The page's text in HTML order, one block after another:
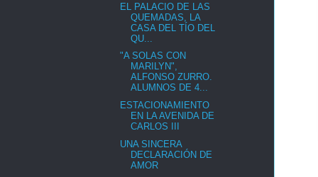
EL PALACIO DE LAS
QUEMADAS, LA
CASA DEL TÍO DEL
QU...
"A SOLAS CON
MARILYN",
ALFONSO ZURRO.
ALUMNOS DE 4...
ESTACIONAMIENTO
EN LA AVENIDA DE
CARLOS III
UNA SINCERA
DECLARACIÓN DE
AMOR